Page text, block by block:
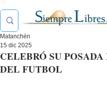
CELEBRÓ SU
DEL FUTBOL
Matanchén
15 dic 2025